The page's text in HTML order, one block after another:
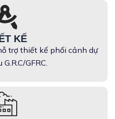
KẾ
trợ thiết kế phối cảnh dự
GFRC.